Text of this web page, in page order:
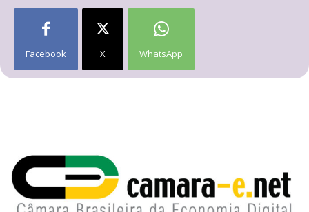
Facebook X WhatsApp